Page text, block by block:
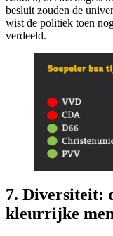
besluit zouden de
wist de politiek toen
verdeeld.
7. Diversiteit:
kleurrijke